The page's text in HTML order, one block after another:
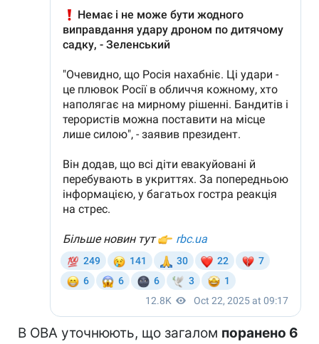
В ОВА уточнюють, що загалом поранено 6